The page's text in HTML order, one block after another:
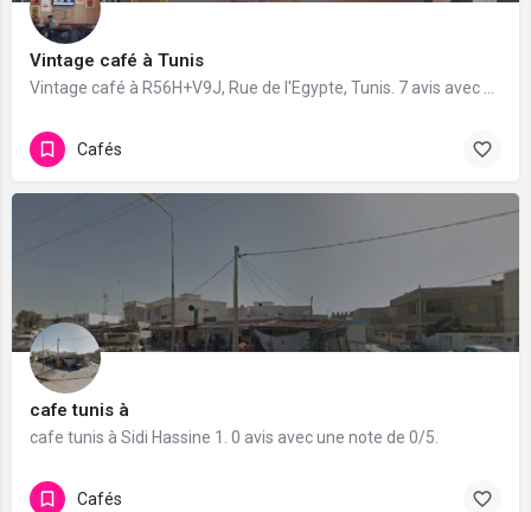
Vintage café à Tunis
Cafés
cafe tunis à
cafe tunis à Sidi Hassine 1. 0 avis avec une note de 0/5.
Cafés